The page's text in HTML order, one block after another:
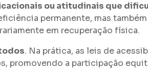
ou atitudinais que
permanente, mas
em recuperação física.
. Na prática, as leis de
promovendo a participação